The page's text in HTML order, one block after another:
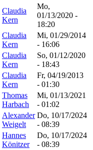
Claudia
Kern
Mo,
01/13/2020 -
18:20
Claudia
Kern
Mi, 01/29/2014
- 16:06
Claudia
Kern
So, 01/12/2020
- 18:43
Claudia
Kern
Fr, 04/19/2013
- 01:30
Thomas
Harbach
Mi, 01/13/2021
- 01:02
Alexander
Weigelt
Do, 10/17/2024
- 08:39
Hannes
Könitzer
Do, 10/17/2024
- 08:39